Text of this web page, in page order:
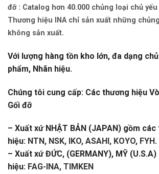
đỡ : Catalog hơn 40.000 chủng loại chủ yếu
Thương hiệu INA chỉ sản xuất những
không sản xuất.
Với lượng hàng tồn kho lớn, đa dạng
phẩm, Nhãn hiệu.
Chúng tôi cung cấp: Các thương hiệu
Gối đỡ
– Xuất xứ NHẬT BẢN (JAPAN) gồm các
hiệu: NTN, NSK, IKO, ASAHI, KOYO, FYH .
– Xuất xứ ĐỨC, (GERMANY), MỸ
hiệu: FAG-INA, TIMKEN